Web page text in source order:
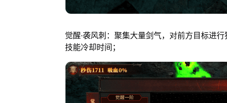
觉醒·袭风刺：聚集大量剑气，对前方目标进
技能冷却时间；